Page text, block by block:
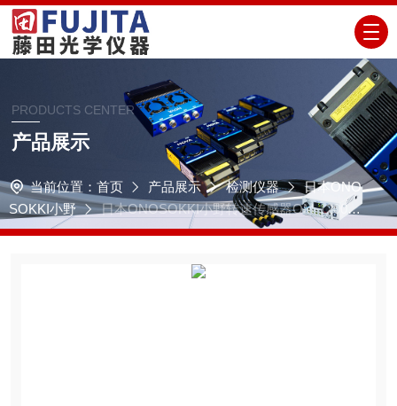
PRODUCTS CENTER
产品展示
当前位置： 首页 产品展示 检测仪器
日本ONO
SOKKI小野
日本ONOSOKKI小野转速传感器OM-1200/1
500